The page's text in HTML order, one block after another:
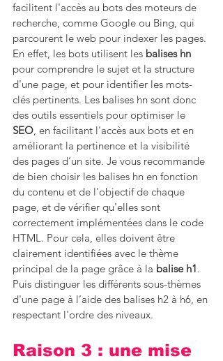
facilitent l'accès au bots des moteurs de
recherche, comme Google ou Bing, qui
parcourent le web pour indexer les pages.
En effet, les bots utilisent les balises hn
pour comprendre le sujet et la structure
d'une page, et pour identifier les mots-
clés pertinents. Les balises hn sont donc
des outils essentiels pour optimiser le
SEO, en facilitant l'accès aux bots et en
améliorant la pertinence et la visibilité
des pages d’un site. Je vous recommande
de bien choisir les balises hn en fonction
du contenu et de l'objectif de chaque
page, et de vérifier qu'elles sont
correctement implémentées dans le code
HTML. Pour cela, elles doivent être
clairement identifiées avec le thème
principal de la page grâce à la balise h1.
Puis distinguer les différents sous-thèmes
d'une page à l’aide des balises h2 à h6, en
respectant l'ordre des niveaux.
Raison 3 : une mise